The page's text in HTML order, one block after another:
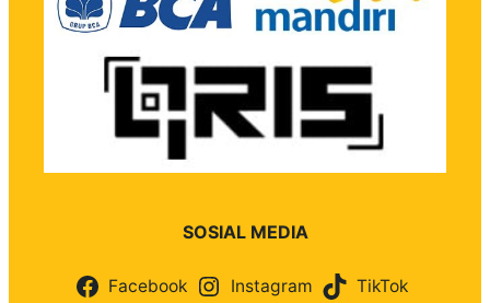
SOSIAL MEDIA
Facebook Instagram TikTok